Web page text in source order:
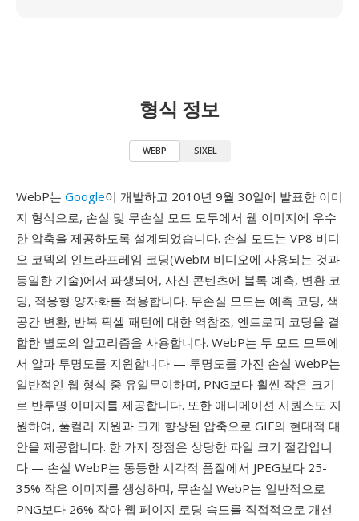
형식 정보
WEBP SIXEL
WebP는 Google이 개발하고 2010년 9월 30일에 발표한 이미
지 형식으로, 손실 및 무손실 모드 모두에서 웹 이미지에 우수
한 압축을 제공하도록 설계되었습니다. 손실 모드는 VP8 비디
오 코덱의 인트라프레임 코딩(WebM 비디오에 사용되는 것과
동일한 기술)에서 파생되어, 사진 콘텐츠에 블록 예측, 변환 코
딩, 적응형 양자화를 적용합니다. 무손실 모드는 예측 코딩, 색
공간 변환, 반복 픽셀 패턴에 대한 역참조, 엔트로피 코딩을 결
합한 별도의 알고리즘을 사용합니다. WebP는 두 모드 모두에
서 알파 투명도를 지원합니다 — 투명도를 가진 손실 WebP는
일반적인 웹 형식 중 유일무이하며, PNG보다 훨씬 작은 크기
로 반투명 이미지를 제공합니다. 또한 애니메이션 시퀀스도 지
원하여, 풀컬러 지원과 크게 향상된 압축으로 GIF의 현대적 대
안을 제공합니다. 한 가지 장점은 상당한 파일 크기 절감입니
다 — 손실 WebP는 동등한 시각적 품질에서 JPEG보다 25-
35% 작은 이미지를 생성하며, 무손실 WebP는 일반적으로
PNG보다 26% 작아 웹 페이지 로딩 속도를 직접적으로 개선